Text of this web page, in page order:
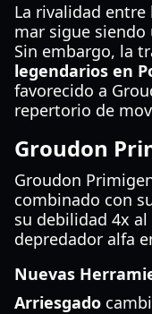
La rivalidad
mar sigue
Sin embargo, la
legendarios en
favorecido a
repertorio de
Groudon
Groudon
combinado con
su debilidad 4x
depredador alfa
Nuevas
Arriesgado